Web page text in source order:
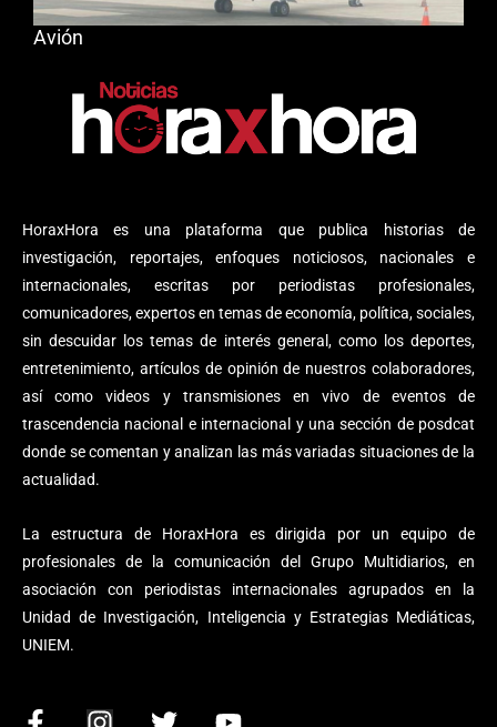
HoraxHora es una plataforma que publica historias de
investigación, reportajes, enfoques noticiosos, nacionales e
internacionales, escritas por periodistas profesionales,
comunicadores, expertos en temas de economía, política, sociales,
sin descuidar los temas de interés general, como los deportes,
entretenimiento, artículos de opinión de nuestros colaboradores,
así como videos y transmisiones en vivo de eventos de
trascendencia nacional e internacional y una sección de posdcat
donde se comentan y analizan las más variadas situaciones de la
actualidad.
La estructura de HoraxHora es dirigida por un equipo de
profesionales de la comunicación del Grupo Multidiarios, en
asociación con periodistas internacionales agrupados en la
Unidad de Investigación, Inteligencia y Estrategias Mediáticas,
UNIEM.
F I T Y
Avión